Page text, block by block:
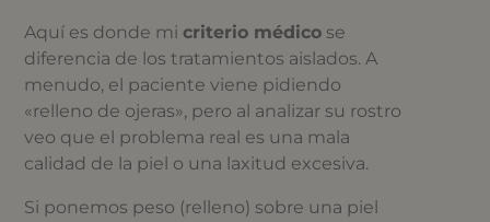
Aquí es donde micriterio médico se
diferencia de los tratamientos aislados. A
menudo, el paciente viene pidiendo
«relleno de ojeras», pero al analizar su rostro
veo que el problema real es una mala
calidad de la piel o una laxitud excesiva.
Si ponemos peso (relleno) sobre una piel